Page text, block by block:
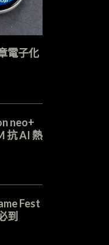
電子化
neo+
抗 AI 熱
Fest
到